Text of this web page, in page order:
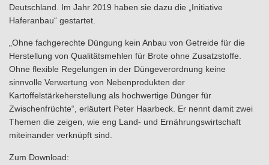
Deutschland. Im Jahr 2019 haben sie dazu die „Initiative
Haferanbau“ gestartet.
„Ohne fachgerechte Düngung kein Anbau von Getreide für die
Herstellung von Qualitätsmehlen für Brote ohne Zusatzstoffe.
Ohne flexible Regelungen in der Düngeverordnung keine
sinnvolle Verwertung von Nebenprodukten der
Kartoffelstärkeherstellung als hochwertige Dünger für
Zwischenfrüchte“, erläutert Peter Haarbeck. Er nennt damit zwei
Themen die zeigen, wie eng Land- und Ernährungswirtschaft
miteinander verknüpft sind.
Zum Download: